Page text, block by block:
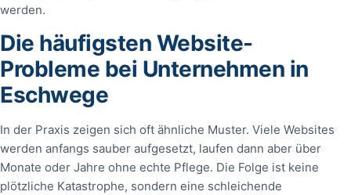
werden.
Die häufigsten Website-
Probleme bei Unternehmen in
Eschwege
In der Praxis zeigen sich oft ähnliche Muster. Viele Websites
werden anfangs sauber aufgesetzt, laufen dann aber über
Monate oder Jahre ohne echte Pflege. Die Folge ist keine
plötzliche Katastrophe, sondern eine schleichende